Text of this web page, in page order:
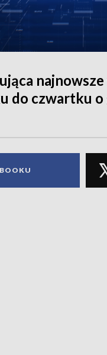
do czwartku